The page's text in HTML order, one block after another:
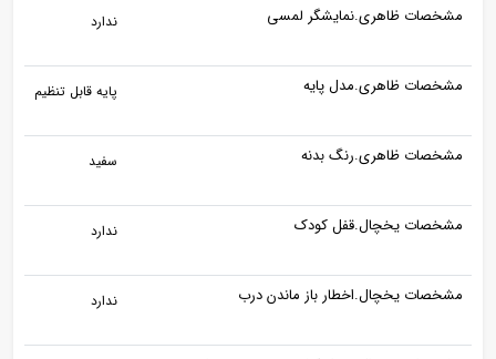
مشخصات ظاهری.نمایشگر لمسی ندارد
مشخصات ظاهری.مدل پایه پایه قابل تنظیم
مشخصات ظاهری.رنگ بدنه سفید
مشخصات یخچال.قفل کودک ندارد
مشخصات یخچال.اخطار باز ماندن درب ندارد